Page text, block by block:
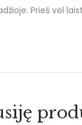
Prieš vėl